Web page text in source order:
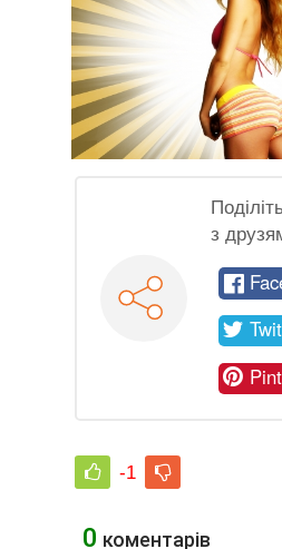
з
-1
0 коментарів